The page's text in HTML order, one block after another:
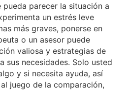
parecer la situación a
un estrés leve
más graves, ponerse en
o un asesor puede
valiosa y estrategias de
sus necesidades. Solo usted
y si necesita ayuda, así
juego de la comparación,